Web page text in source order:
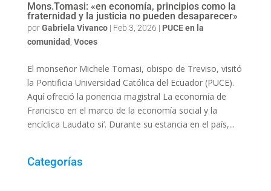
Mons.Tomasi: «en economía, principios como la
fraternidad y la justicia no pueden desaparecer»
porGabriela Vivanco| Feb 3, 2026 | PUCE en la
comunidad Voces
El monseñor Michele Tomasi, obispo de Treviso, visitó
la Pontificia Universidad Católica del Ecuador (PUCE).
Aquí ofreció la ponencia magistral La economía de
Francisco en el marco de la economía social y la
encíclica Laudato si’. Durante su estancia en el país,...
Categorías